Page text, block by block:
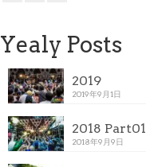
Yealy Posts
2019
2019年9月1日
2018 Part01
2018年9月9日